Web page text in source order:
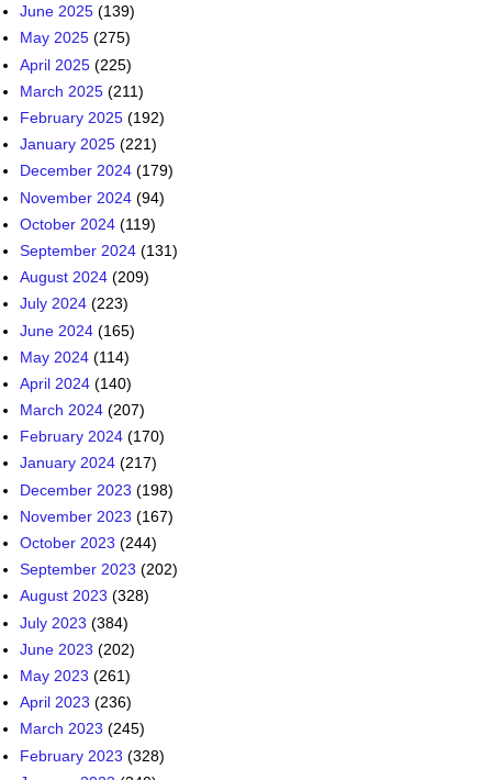
June 2025 (139)
May 2025 (275)
April 2025 (225)
March 2025 (211)
February 2025 (192)
January 2025 (221)
December 2024 (179)
November 2024 (94)
October 2024 (119)
September 2024 (131)
August 2024 (209)
July 2024 (223)
June 2024 (165)
May 2024 (114)
April 2024 (140)
March 2024 (207)
February 2024 (170)
January 2024 (217)
December 2023 (198)
November 2023 (167)
October 2023 (244)
September 2023 (202)
August 2023 (328)
July 2023 (384)
June 2023 (202)
May 2023 (261)
April 2023 (236)
March 2023 (245)
February 2023 (328)